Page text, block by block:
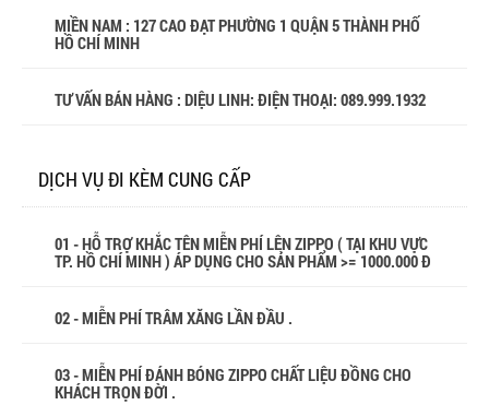
MIỀN NAM : 127 CAO ĐẠT PHƯỜNG 1 QUẬN 5 THÀNH PHỐ
HỒ CHÍ MINH
TƯ VẤN BÁN HÀNG : DIỆU LINH: ĐIỆN THOẠI: 089.999.1932
DỊCH VỤ ĐI KÈM CUNG CẤP
01 - HỖ TRỢ KHẮC TÊN MIỄN PHÍ LÊN ZIPPO ( TẠI KHU VỰC
TP. HỒ CHÍ MINH ) ÁP DỤNG CHO SẢN PHẨM >= 1000.000 Đ
02 - MIỄN PHÍ TRÂM XĂNG LẦN ĐẦU .
03 - MIỄN PHÍ ĐÁNH BÓNG ZIPPO CHẤT LIỆU ĐỒNG CHO
KHÁCH TRỌN ĐỜI .